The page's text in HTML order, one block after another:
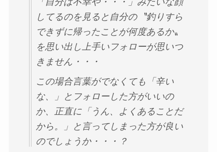
してるのを見ると自分の〝釣りすら
できずに帰ったことが何度あるか〟
を思い出し上手いフォローが思いつ
きません・・・
この場合言葉がでなくても「辛い
な、」とフォローした方がいいの
か、正直に「うん、よくあることだ
から。」と言ってしまった方が良い
のでしょうか・・・？